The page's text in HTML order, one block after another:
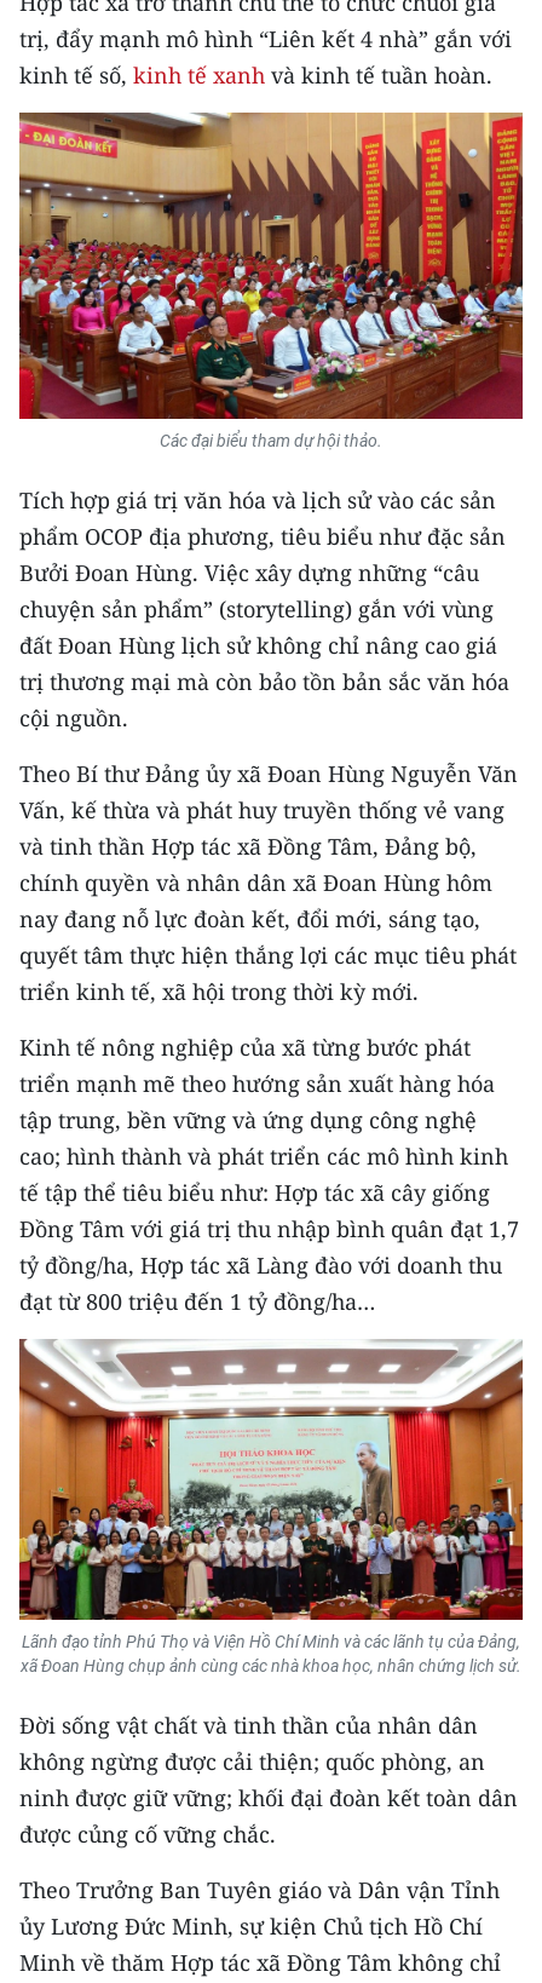
ENGLISH
中文
FRANÇAIS
РУССКИЙ
ESPAÑOL
한국어
trị, đẩy mạnh mô hình “Liên kết 4 nhà” gắn với
kinh tế số, kinh tế xanh và kinh tế tuần hoàn.
Các đại biểu tham dự hội thảo.
Tích hợp giá trị văn hóa và lịch sử vào các sản
phẩm OCOP địa phương, tiêu biểu như đặc sản
Bưởi Đoan Hùng. Việc xây dựng những “câu
chuyện sản phẩm” (storytelling) gắn với vùng
đất Đoan Hùng lịch sử không chỉ nâng cao giá
trị thương mại mà còn bảo tồn bản sắc văn hóa
cội nguồn.
Theo Bí thư Đảng ủy xã Đoan Hùng Nguyễn Văn
Vấn, kế thừa và phát huy truyền thống vẻ vang
và tinh thần Hợp tác xã Đồng Tâm, Đảng bộ,
chính quyền và nhân dân xã Đoan Hùng hôm
nay đang nỗ lực đoàn kết, đổi mới, sáng tạo,
quyết tâm thực hiện thắng lợi các mục tiêu phát
triển kinh tế, xã hội trong thời kỳ mới.
Kinh tế nông nghiệp của xã từng bước phát
triển mạnh mẽ theo hướng sản xuất hàng hóa
tập trung, bền vững và ứng dụng công nghệ
cao; hình thành và phát triển các mô hình kinh
tế tập thể tiêu biểu như: Hợp tác xã cây giống
Đồng Tâm với giá trị thu nhập bình quân đạt 1,7
tỷ đồng/ha, Hợp tác xã Làng đào với doanh thu
đạt từ 800 triệu đến 1 tỷ đồng/ha…
Lãnh đạo tỉnh Phú Thọ và Viện Hồ Chí Minh và các lãnh tụ của Đảng,
xã Đoan Hùng chụp ảnh cùng các nhà khoa học, nhân chứng lịch sử.
Đời sống vật chất và tinh thần của nhân dân
không ngừng được cải thiện; quốc phòng, an
ninh được giữ vững; khối đại đoàn kết toàn dân
được củng cố vững chắc.
Theo Trưởng Ban Tuyên giáo và Dân vận Tỉnh
ủy Lương Đức Minh, sự kiện Chủ tịch Hồ Chí
Minh về thăm Hợp tác xã Đồng Tâm không chỉ